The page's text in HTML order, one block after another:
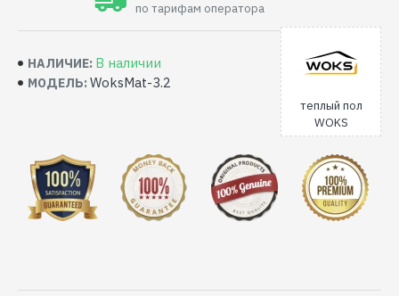
НАЛИЧИЕ: В наличии
МОДЕЛЬ: WoksMat-3.2
теплый пол
WOKS
по тарифам оператора